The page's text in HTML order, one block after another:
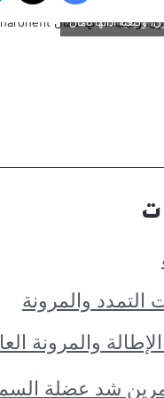
وكيفية أدائها بأمان
التمدد والمرونة
والمرونة